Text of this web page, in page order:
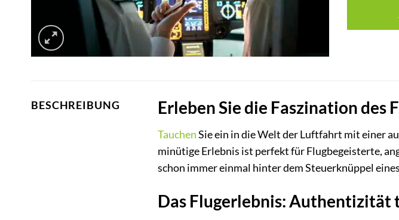
BESCHREIBUNG Erleben Sie die Faszination des
TauchenSie ein in die Welt der Luftfahrt mit einer
minütige Erlebnis ist perfekt für Flugbegeisterte,
schon immer einmal hinter dem Steuerknüppel
Das Flugerlebnis: